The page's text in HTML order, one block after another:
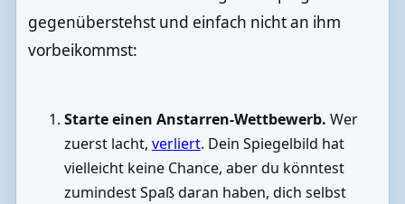
gegenüberstehst und einfach nicht an ihm
vorbeikommst:
Starte einen Anstarren-Wettbewerb. Wer
zuerst lacht, verliert. Dein Spiegelbild hat
vielleicht keine Chance, aber du könntest
zumindest Spaß daran haben, dich selbst